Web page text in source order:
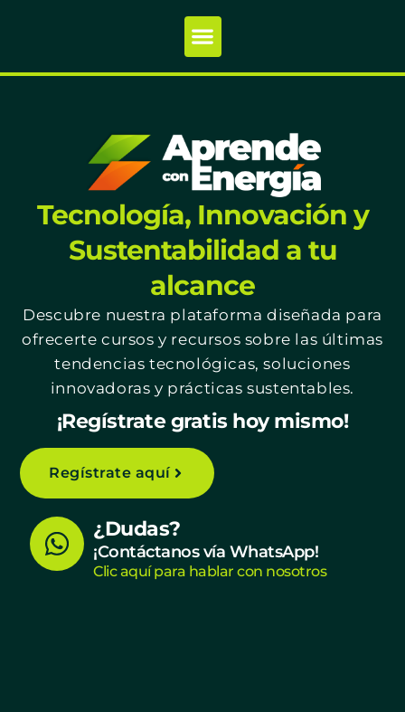
Tecnología, Innovación y
Sustentabilidad a tu
alcance
Descubre nuestra plataforma diseñada para
ofrecerte cursos y recursos sobre las últimas
tendencias tecnológicas, soluciones
innovadoras y prácticas sustentables.
¡Regístrate gratis hoy mismo!
Regístrate aquí
W
h
¿Dudas?
¡Contáctanos vía WhatsApp!
Clic aquí para hablar con nosotros